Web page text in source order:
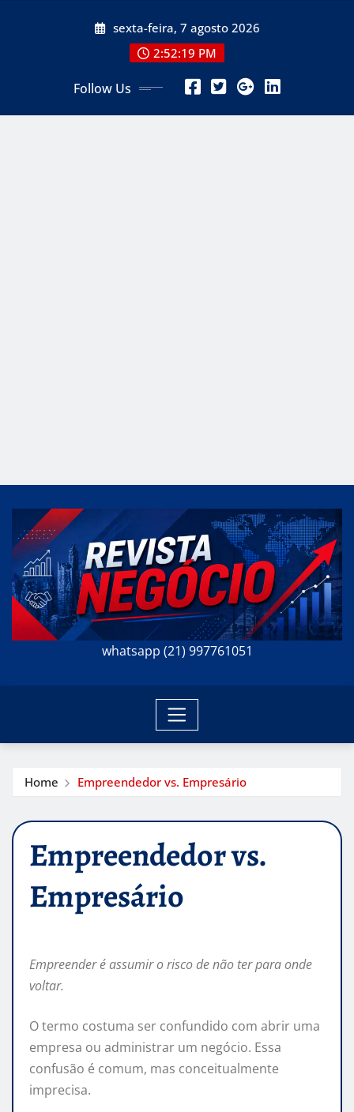
sexta-feira, 7 agosto 2026
2:52:20 PM
Follow Us
whatsapp (21) 997761051
Home Empreendedor vs. Empresário
Empreendedor vs.
Empresário
Empreender é assumir o risco de não ter para onde
voltar.
O termo costuma ser confundido com abrir uma
empresa ou administrar um negócio. Essa
confusão é comum, mas conceitualmente
imprecisa.